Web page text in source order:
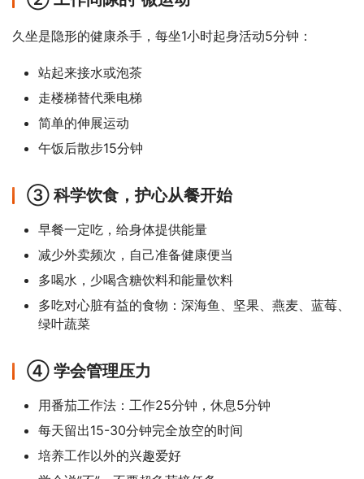
久坐是隐形的健康杀手，每坐1小时起身活动5分钟：
站起来接水或泡茶
走楼梯替代乘电梯
简单的伸展运动
午饭后散步15分钟
③ 科学饮食，护心从餐开始
早餐一定吃，给身体提供能量
减少外卖频次，自己准备健康便当
多喝水，少喝含糖饮料和能量饮料
多吃对心脏有益的食物：深海鱼、坚果、燕麦、蓝莓、
绿叶蔬菜
④ 学会管理压力
用番茄工作法：工作25分钟，休息5分钟
每天留出15-30分钟完全放空的时间
培养工作以外的兴趣爱好